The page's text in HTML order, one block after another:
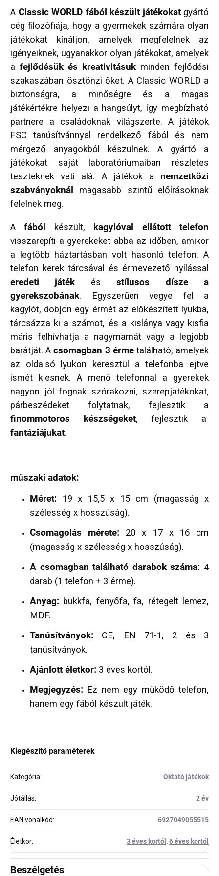
A Classic WORLD fából készült játékokatgyártó
cég filozófiája, hogy a gyermekek számára olyan
játékokat kínáljon, amelyek megfelelnek az
igényeiknek, ugyanakkor olyan játékokat, amelyek
a fejlődésük és kreativitásuk minden fejlődési
szakaszában ösztönzi őket. A Classic WORLD a
biztonságra, a minőségre és a magas
játékértékre helyezi a hangsúlyt, így megbízható
partnere a családoknak világszerte. A játékok
FSC tanúsítvánnyal rendelkező fából és nem
mérgező anyagokból készülnek. A gyártó a
játékokat saját laboratóriumaiban részletes
teszteknek veti alá. A játékok a nemzetközi
szabványoknál magasabb szintű előírásoknak
felelnek meg.
Afából készült, kagylóval ellátott telefon
visszarepíti a gyerekeket abba az időben, amikor
a legtöbb háztartásban volt hasonló telefon. A
telefon kerek tárcsával és érmevezető nyílással
eredeti játék ésstílusos dísze a
gyerekszobának. Egyszerűen vegye fel a
kagylót, dobjon egy érmét az előkészített lyukba,
tárcsázza ki a számot, és a kislánya vagy kisfia
máris felhívhatja a nagymamát vagy a legjobb
barátját. Acsomagban 3 érmetalálható, amelyek
az oldalsó lyukon keresztül a telefonba ejtve
ismét kiesnek. A menő telefonnal a gyerekek
nagyon jól fognak szórakozni, szerepjátékokat,
párbeszédeket folytatnak, fejlesztik a
finommotoros készségeket, fejlesztik a
fantáziájukat.
műszaki adatok:
Méret: 19 x 15,5 x 15 cm (magasság x
szélesség x hosszúság).
Csomagolás mérete: 20 x 17 x 16 cm
(magasság x szélesség x hosszúság).
A csomagban található darabok száma: 4
darab (1 telefon + 3 érme).
Anyag: bükkfa, fenyőfa, fa, rétegelt lemez,
MDF.
Tanúsítványok: CE, EN 71-1, 2 és 3
tanúsítványok.
Ajánlott életkor: 3 éves kortól.
Megjegyzés: Ez nem egy működő telefon,
hanem egy fából készült játék.
Kiegészítő paraméterek
Kategória: Oktató játékok
Jótállás: 2 év
EAN vonalkód: 6927049055515
Életkor: 3 éves kortól ,6 éves kortól
Beszélgetés